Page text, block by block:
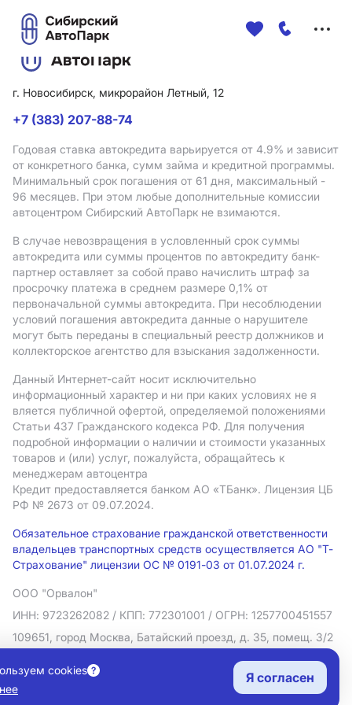
г. Новосибирск, микрорайон Летный, 12
+7 (383) 207-88-74
Годовая ставка автокредита варьируется от 4.9% и зависит
от конкретного банка, сумм займа и кредитной программы.
Минимальный срок погашения от 61 дня, максимальный -
96 месяцев. При этом любые дополнительные комиссии
автоцентром Сибирский АвтоПарк не взимаются.
В случае невозвращения в условленный срок суммы
автокредита или суммы процентов по автокредиту банк-
партнер оставляет за собой право начислить штраф за
просрочку платежа в среднем размере 0,1% от
первоначальной суммы автокредита. При несоблюдении
условий погашения автокредита данные о нарушителе
могут быть переданы в специальный реестр должников и
коллекторское агентство для взыскания задолженности.
Данный Интернет-сайт носит исключительно
информационный характер и ни при каких условиях не я
вляется публичной офертой, определяемой положениями
Статьи 437 Гражданского кодекса РФ. Для получения
подробной информации о наличии и стоимости указанных
товаров и (или) услуг, пожалуйста, обращайтесь к
менеджерам автоцентра
Кредит предоставляется банком АO «ТБанк». Лицензия ЦБ
РФ № 2673 от 09.07.2024.
Обязательное страхование гражданской ответственности
владельцев транспортных средств осуществляется АО "Т-
Страхование" лицензии ОС № 0191-03 от 01.07.2024 г.
ООО "Орвалон"
ИНН: 9723262082 / КПП: 772301001 / ОГРН: 1257700451557
109651, город Москва, Батайский проезд, д. 35, помещ. 3/2
Политика в отношении обработки персональных данных
Согласие на рекламную рассылку
Правовая информация
cookies
Я согласен